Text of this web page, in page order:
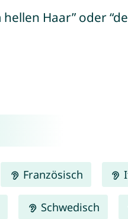
Haar” oder
Französisch
Schwedisch